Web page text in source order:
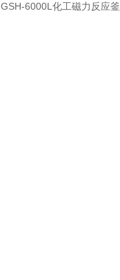
GSH-6000L化工磁力反应釜